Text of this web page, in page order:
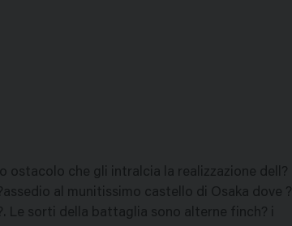
ostacolo che gli intralcia la realizzazione dell?
al munitissimo castello di Osaka dove ?
Le sorti della battaglia sono alterne finch? i